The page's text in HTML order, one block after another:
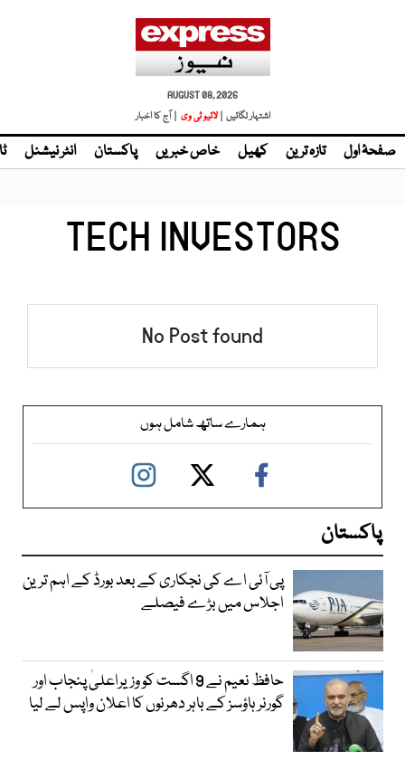
AUGUST 08, 2026
اشتہار لگائیں |
| آج کا اخبار
صفحۂ اول تازہ ترین کھیل خاص خبریں پاکستان انٹر نیشنل
TECH INVESTORS
No Post found
ہمارے ساتھ شامل ہوں
پاکستان
پی آئی اے کی نجکاری کے بعد بورڈ کے اہم ترین
اجلاس میں بڑے فیصلے
حافظ نعیم نے 9 اگست کو وزیراعلیٰ پنجاب اور
گورنر ہاؤسز کے باہر دھرنوں کا اعلان واپس لے لیا